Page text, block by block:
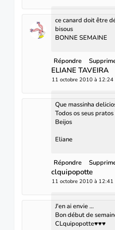
ce canard doit être
bisous
BONNE SEMAINE
Répondre
ELIANE TAVEIRA
11 octobre 2010 à 12:24
Que massinha
Todos os seus
Beijos
Eliane
Répondre
clquipopotte
11 octobre 2010 à 12:41
J'en ai envie ...
Bon début de
CLquipopotte♥♥♥